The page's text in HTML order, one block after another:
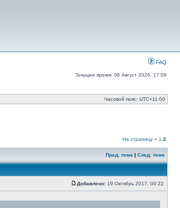
FAQ
Текущее время: 06 Август 2026, 17:09
Часовой пояс: UTC+11:00
На страницу « 1 2
Пред. тема | След. тема
Сообщение
Добавлено: 19 Октябрь 2017, 00:22